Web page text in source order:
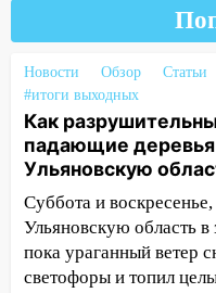
незаметно
внезапных
на 10 августа
21:58 В
моста утопили
20:20 Итоги 9
области: разгул
человека на
Новости Обзор
Статьи
#итоги выходных
Как
падающие деревья
Ульяновскую
Суббота и
Ульяновскую область
пока ураганный ветер
светофоры и топил